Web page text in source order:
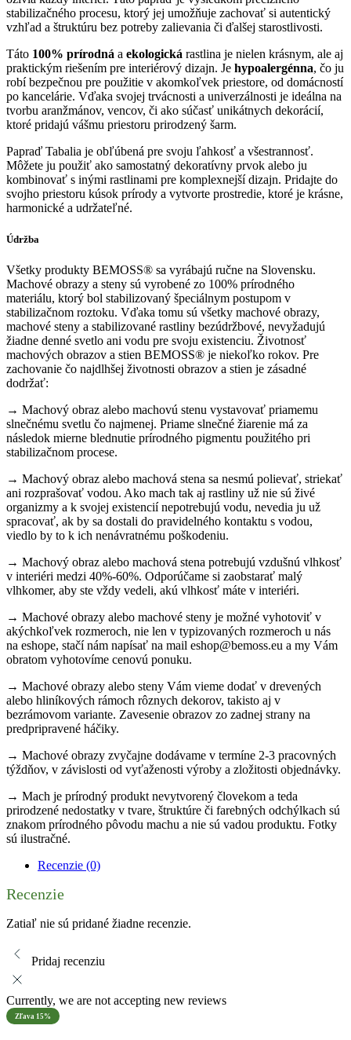
stabilizačného procesu, ktorý jej umožňuje zachovať si autentický
vzhľad a štruktúru bez potreby zalievania či ďalšej starostlivosti.
Táto 100% prírodná a ekologická rastlina je nielen krásnym, ale aj
praktickým riešením pre interiérový dizajn. Je hypoalergénna, čo ju
robí bezpečnou pre použitie v akomkoľvek priestore, od domácností
po kancelárie. Vďaka svojej trvácnosti a univerzálnosti je ideálna na
tvorbu aranžmánov, vencov, či ako súčasť unikátnych dekorácií,
ktoré pridajú vášmu priestoru prirodzený šarm.
Papraď Tabalia je obľúbená pre svoju ľahkosť a všestrannosť.
Môžete ju použiť ako samostatný dekoratívny prvok alebo ju
kombinovať s inými rastlinami pre komplexnejší dizajn. Pridajte do
svojho priestoru kúsok prírody a vytvorte prostredie, ktoré je krásne,
harmonické a udržateľné.
Údržba
Všetky produkty BEMOSS® sa vyrábajú ručne na Slovensku.
Machové obrazy a steny sú vyrobené zo 100% prírodného
materiálu, ktorý bol stabilizovaný špeciálnym postupom v
stabilizačnom roztoku. Vďaka tomu sú všetky machové obrazy,
machové steny a stabilizované rastliny bezúdržbové, nevyžadujú
žiadne denné svetlo ani vodu pre svoju existenciu. Životnosť
machových obrazov a stien BEMOSS® je niekoľko rokov. Pre
zachovanie čo najdlhšej životnosti obrazov a stien je zásadné
dodržať:
→ Machový obraz alebo machovú stenu vystavovať priamemu
slnečnému svetlu čo najmenej. Priame slnečné žiarenie má za
následok mierne blednutie prírodného pigmentu použitého pri
stabilizačnom procese.
→ Machový obraz alebo machová stena sa nesmú polievať, striekať
ani rozprašovať vodou. Ako mach tak aj rastliny už nie sú živé
organizmy a k svojej existencií nepotrebujú vodu, nevedia ju už
spracovať, ak by sa dostali do pravidelného kontaktu s vodou,
viedlo by to k ich nenávratnému poškodeniu.
→ Machový obraz alebo machová stena potrebujú vzdušnú vlhkosť
v interiéri medzi 40%-60%. Odporúčame si zaobstarať malý
vlhkomer, aby ste vždy vedeli, akú vlhkosť máte v interiéri.
→ Machové obrazy alebo machové steny je možné vyhotoviť v
akýchkoľvek rozmeroch, nie len v typizovaných rozmeroch u nás
na eshope, stačí nám napísať na mail eshop@bemoss.eu a my Vám
obratom vyhotovíme cenovú ponuku.
→ Machové obrazy alebo steny Vám vieme dodať v drevených
alebo hliníkových rámoch rôznych dekorov, takisto aj v
bezrámovom variante. Zavesenie obrazov zo zadnej strany na
predpripravené háčiky.
→ Machové obrazy zvyčajne dodávame v termíne 2-3 pracovných
týždňov, v závislosti od vyťaženosti výroby a zložitosti objednávky.
→ Mach je prírodný produkt nevytvorený človekom a teda
prirodzené nedostatky v tvare, štruktúre či farebných odchýlkach sú
znakom prírodného pôvodu machu a nie sú vadou produktu. Fotky
sú ilustračné.
Recenzie (0)
Recenzie
Zatiaľ nie sú pridané žiadne recenzie.
Pridaj recenziu
Currently, we are not accepting new reviews
Zľava 15%